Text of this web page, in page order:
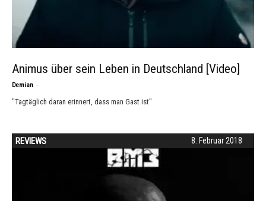
Animus über sein Leben in Deutschland [Video]
Demian -
"Tagtäglich daran erinnert, dass man Gast ist"
8. Februar 2018
REVIEWS